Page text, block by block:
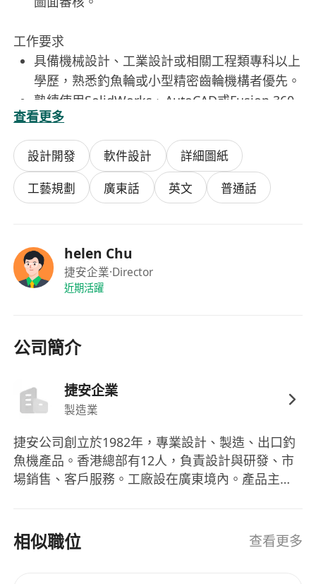
工作要求
具備機械設計、工業設計或相關工程類專科以上
學歷，熟悉釣魚輪或小型精密齒輪機構者優先。
熟練使用SolidWorks、AutoCAD或Fusion 360
等主流CAD軟體進行三維建模與工程出圖，能獨
立完成從概念到生產圖的全流程設計。
掌握機械原理基礎知識，包括齒輪比計算、扭力
傳遞、彈簧力學及不銹鋼/鋁合金/複合材料等常
用材質特性。
計的限制與影響。
做事細緻嚴謹，具備跨部門溝通協調能力，能以
清晰技術語言與製造、品管及海外客戶單位有效
福利
按經驗與能力定期檢討調整。
按香港法例規定，為員工參加強制性公積金
（MPF）計劃，僱主及僱員雙方按時供款。
享有法定公眾假期、有薪年假（由7天起，隨服
務年資遞增至14天）、病假及產假／侍產假。
設有員工健康計劃，包括年度自願性身體檢查、
合作醫療診所門診折扣及心理健康支援資源。
查看更多
設計開發 軟件設計
詳細圖紙
工藝規劃
廣東話 英文 普通話
helen Chu
捷安企業·Director
近期活躍
公司簡介
捷安企業
製造業
捷安公司創立於1982年，專業設計、製造、出口釣
魚機產品。香港總部有12人，負責設計與研發、市
場銷售、客戶服務。工廠設在廣東境內。產品主要
海外市場，維護老客戶發展新客戶，同時為公司策
劃網絡營運。
相似職位 查看更多